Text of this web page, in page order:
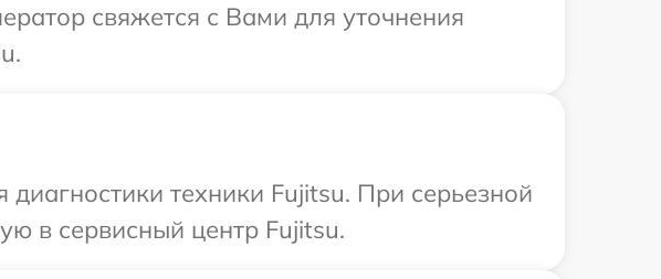
свяжется с Вами для уточнения
техники Fujitsu. При серьезной
в сервисный центр Fujitsu.